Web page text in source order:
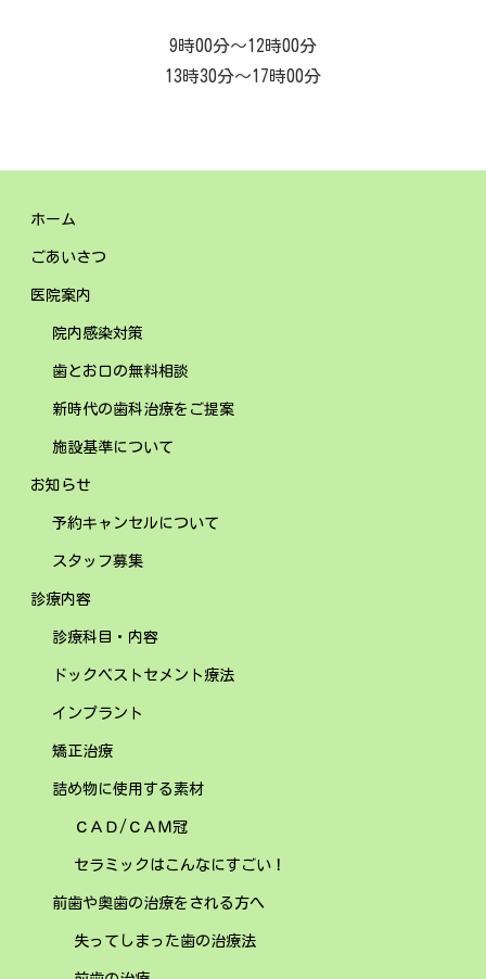
9時00分～12時00分
13時30分～17時00分
ホーム
ごあいさつ
医院案内
院内感染対策
歯とお口の無料相談
新時代の歯科治療をご提案
施設基準について
お知らせ
予約キャンセルについて
スタッフ募集
診療内容
診療科目・内容
ドックベストセメント療法
インプラント
矯正治療
詰め物に使用する素材
ＣＡＤ/ＣＡＭ冠
セラミックはこんなにすごい！
前歯や奥歯の治療をされる方へ
失ってしまった歯の治療法